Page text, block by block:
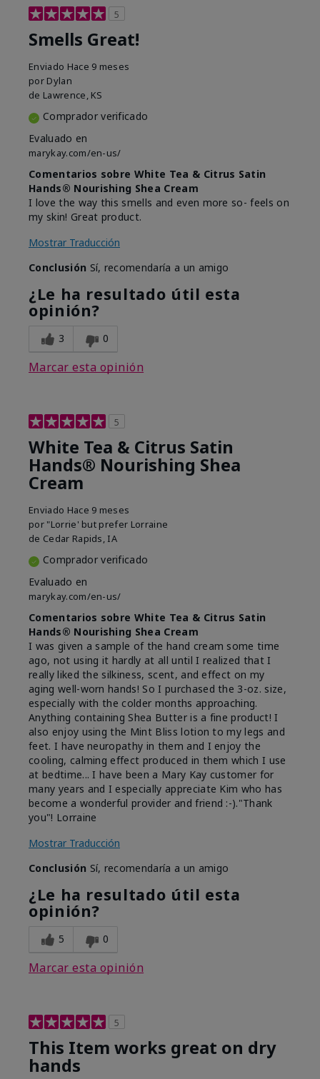
5
Smells Great!
Enviado Hace 9 meses
por Dylan
de Lawrence, KS
Comprador verificado
Evaluado en
marykay.com/en-us/
Comentarios sobre White Tea & Citrus Satin
Hands® Nourishing Shea Cream
I love the way this smells and even more so- feels on
my skin! Great product.
Mostrar Traducción
Conclusión Sí, recomendaría a un amigo
¿Le ha resultado útil esta
opinión?
3 0
Marcar esta opinión
5
White Tea & Citrus Satin
Hands® Nourishing Shea
Cream
Enviado Hace 9 meses
por "Lorrie' but prefer Lorraine
de Cedar Rapids, IA
Comprador verificado
Evaluado en
marykay.com/en-us/
Comentarios sobre White Tea & Citrus Satin
Hands® Nourishing Shea Cream
I was given a sample of the hand cream some time
ago, not using it hardly at all until I realized that I
really liked the silkiness, scent, and effect on my
aging well-worn hands! So I purchased the 3-oz. size,
especially with the colder months approaching.
Anything containing Shea Butter is a fine product! I
also enjoy using the Mint Bliss lotion to my legs and
feet. I have neuropathy in them and I enjoy the
cooling, calming effect produced in them which I use
at bedtime... I have been a Mary Kay customer for
many years and I especially appreciate Kim who has
become a wonderful provider and friend :-)."Thank
you"! Lorraine
Mostrar Traducción
Conclusión Sí, recomendaría a un amigo
¿Le ha resultado útil esta
opinión?
5 0
Marcar esta opinión
5
This Item works great on dry
hands